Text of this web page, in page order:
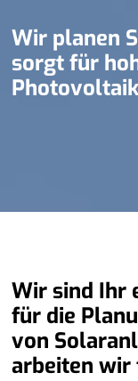
Wir planen
sorgt für
Wir sind Ihr
für die
von
arbeiten wir